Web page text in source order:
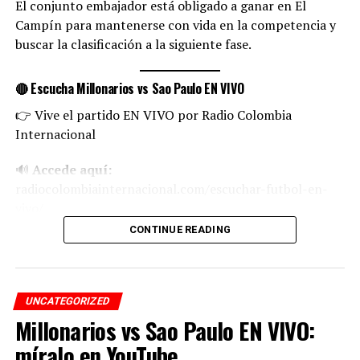
El conjunto embajador está obligado a ganar en El
Campín para mantenerse con vida en la competencia y
buscar la clasificación a la siguiente fase.
🔴 Escucha Millonarios vs Sao Paulo EN VIVO
👉 Vive el partido EN VIVO por Radio Colombia
Internacional
🔊 Accede aquí:
🕣 Miami: 8:30 PM
📍 Estadio El Campín
CONTINUE READING
UNCATEGORIZED
Millonarios vs Sao Paulo EN VIVO: